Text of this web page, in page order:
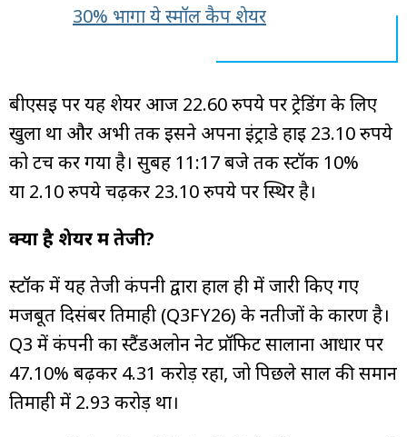
30% भागा ये स्मॉल कैप शेयर
बीएसई पर यह शेयर आज 22.60 रुपये पर ट्रेडिंग के लिए
खुला था और अभी तक इसने अपना इंट्राडे हाई 23.10 रुपये
को टच कर गया है। सुबह 11:17 बजे तक स्टॉक 10%
या 2.10 रुपये चढ़कर 23.10 रुपये पर स्थिर है।
क्यों है शेयर में तेजी?
स्टॉक में यह तेजी कंपनी द्वारा हाल ही में जारी किए गए
मजबूत दिसंबर तिमाही (Q3FY26) के नतीजों के कारण है।
Q3 में कंपनी का स्टैंडअलोन नेट प्रॉफिट सालाना आधार पर
47.10% बढ़कर ₹4.31 करोड़ रहा, जो पिछले साल की समान
तिमाही में ₹2.93 करोड़ था।